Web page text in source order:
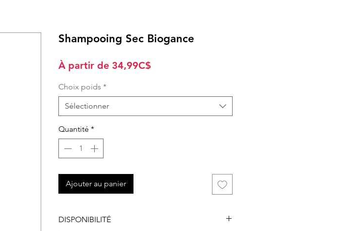
Shampooing Sec Biogance
À partir de 34,99C$
Choix poids *
Sélectionner
Quantité *
Ajouter au panier
DISPONIBILITÉ